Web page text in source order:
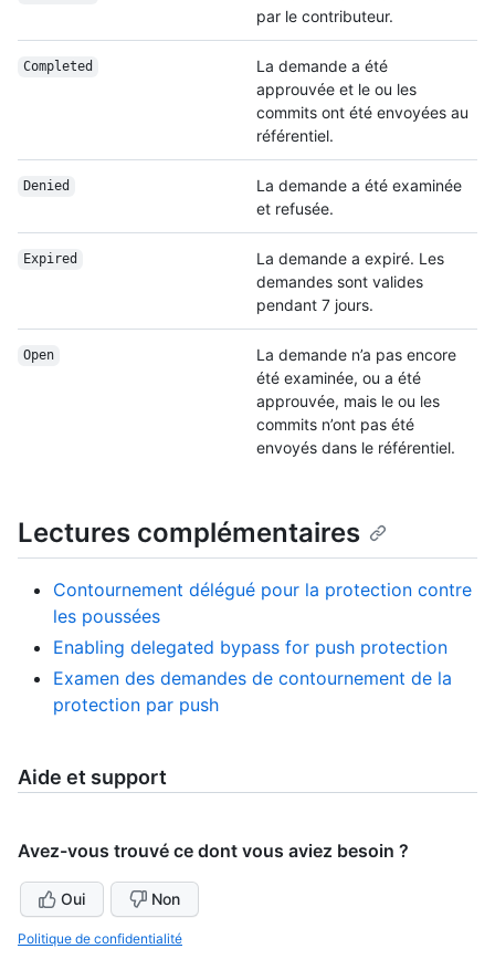
par le contributeur.
Completed
La demande a été
approuvée et le ou les
commits ont été envoyées au
référentiel.
Denied
La demande a été examinée
et refusée.
Expired
La demande a expiré. Les
demandes sont valides
pendant 7 jours.
Open
La demande n’a pas encore
été examinée, ou a été
approuvée, mais le ou les
commits n’ont pas été
envoyés dans le référentiel.
Lectures complémentaires
Contournement délégué pour la protection contre
les poussées
Enabling delegated bypass for push protection
Examen des demandes de contournement de la
protection par push
Aide et support
Avez-vous trouvé ce dont vous aviez besoin ?
Oui Non
Politique de confidentialité